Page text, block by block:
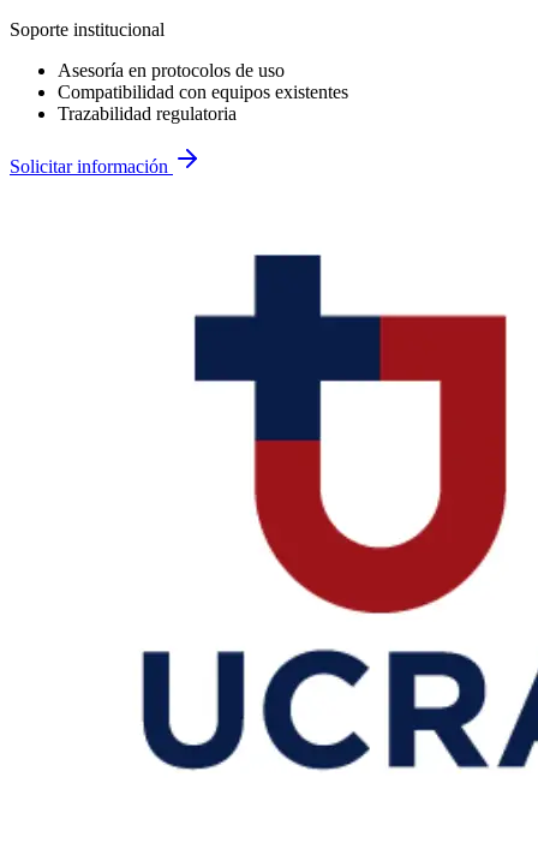
Soporte institucional
Asesoría en protocolos de uso
Compatibilidad con equipos existentes
Trazabilidad regulatoria
Solicitar información